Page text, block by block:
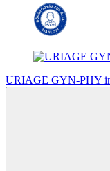
URIAGE GYN-PHY